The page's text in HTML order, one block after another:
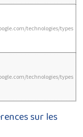
technologies/types
technologies/types
sur les